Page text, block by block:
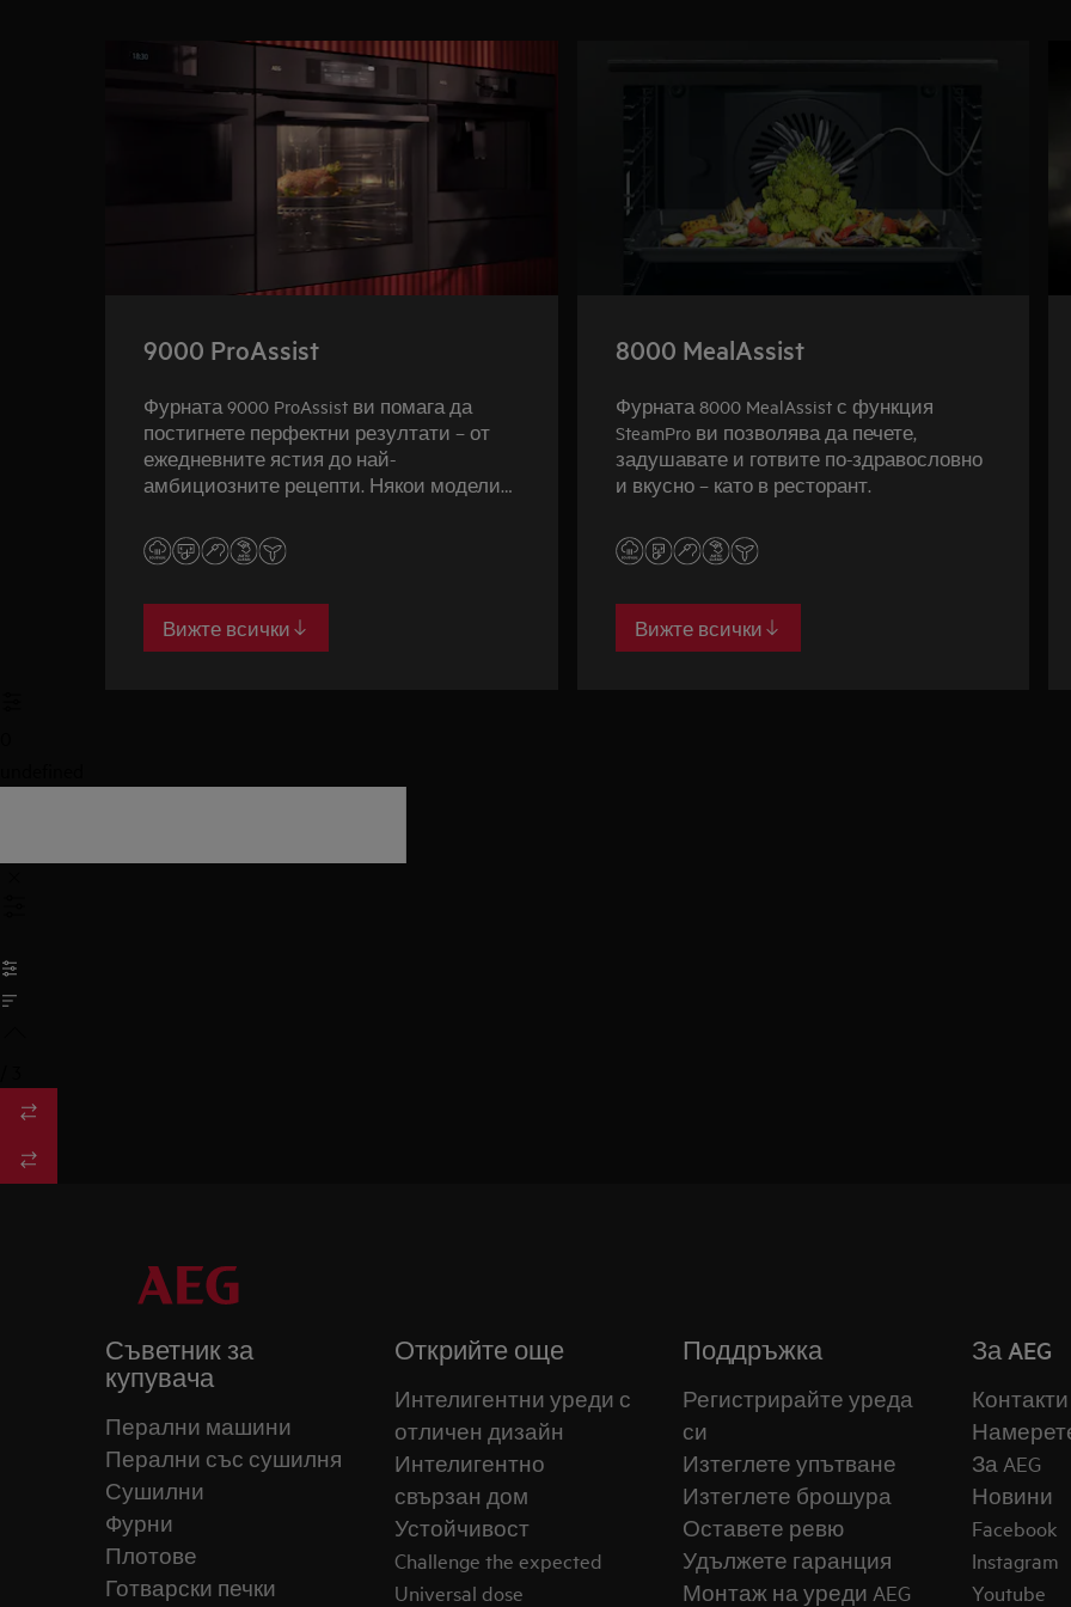
9000 ProAssist
Фурната 9000 ProAssist ви помага да
постигнете перфектни резултати – от
ежедневните ястия до най-
амбициозните рецепти. Някои модели
пара SteamPro.
Вижте всички
8000 MealAssist
Фурната 8000 MealAssist с функция
SteamPro ви позволява да печете,
задушавате и готвите по-здравословно
и вкусно – като в ресторант.
Вижте всички
Съветник за
купувача
Перални машини
Перални със сушилня
Сушилни
Фурни
Плотове
Готварски печки
Открийте още
Интелигентни уреди с
отличен дизайн
Интелигентно
свързан дом
Устойчивост
Challenge the expected
Universal dose
Поддръжка
Регистрирайте уреда
си
Изтеглете упътване
Изтеглете брошура
Оставете ревю
Удължете гаранция
Монтаж на уреди AEG
За AEG
Контакти
За AEG
Новини
Facebook
Instagram
Youtube